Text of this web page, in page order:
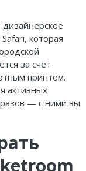
которая
за счёт
принтом.
активных
— с ними вы